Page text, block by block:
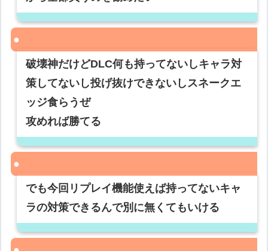
破壊神だけどDLC何も持ってないしキャラ対
策してないし投げ抜けできないしスネークエ
ッジ食らうぜ
攻めれば勝てる
でも今回リプレイ機能使えば持ってないキャ
ラの対策できるんで別に無くてもいける